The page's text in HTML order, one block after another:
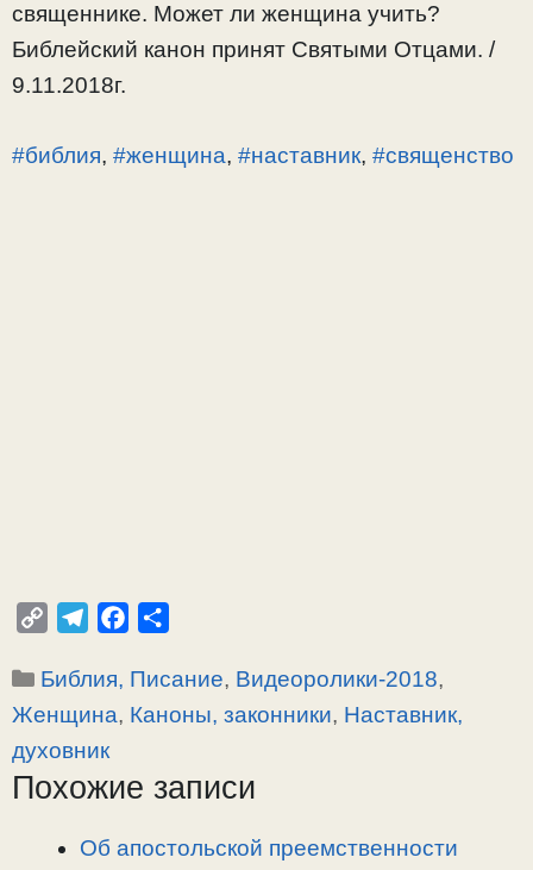
священнике. Может ли женщина учить?
Библейский канон принят Святыми Отцами. /
9.11.2018г.
#библия, #женщина, #наставник, #священство
p
y
n
l
e
a
c
e
o
п
р
и
Рубрики
Библия, Писание, Видеоролики-2018,
Женщина, Каноны, законники, Наставник,
духовник
Похожие записи
Об апостольской преемственности